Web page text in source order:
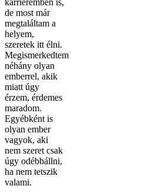
de most már
megtaláltam a
helyem,
szeretek itt élni.
Megismerkedtem
néhány olyan
emberrel, akik
miatt úgy
érzem, érdemes
maradom.
Egyébként is
olyan ember
vagyok, aki
nem szeret csak
úgy odébbállni,
ha nem tetszik
valami.